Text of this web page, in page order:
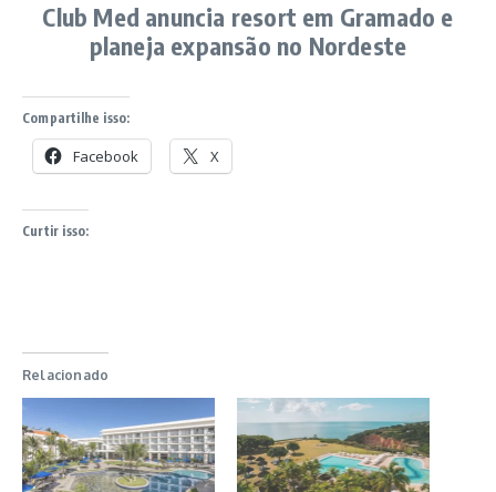
Club Med anuncia resort em Gramado e
planeja expansão no Nordeste
Compartilhe isso:
Facebook X
Curtir isso:
Relacionado